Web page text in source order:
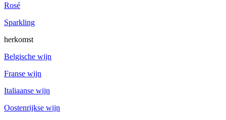
Rosé
Sparkling
herkomst
Belgische wijn
Franse wijn
Italiaanse wijn
Oostenrijkse wijn